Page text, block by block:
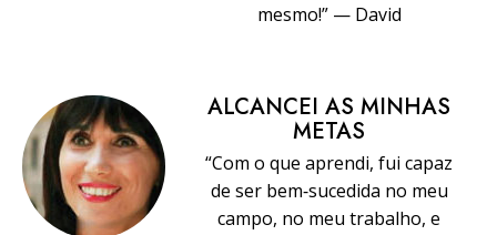
mesmo!” — David
ALCANCEI AS MINHAS
METAS
“Com o que aprendi, fui capaz
de ser bem‑sucedida no meu
campo, no meu trabalho, e